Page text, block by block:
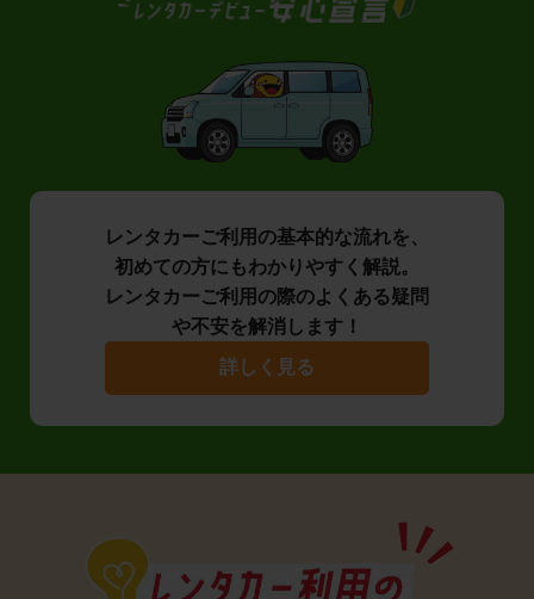
レンタカーご利用の基本的な流れを、
初めての方にもわかりやすく解説。
レンタカーご利用の際のよくある疑問
や不安を解消します！
詳しく見る